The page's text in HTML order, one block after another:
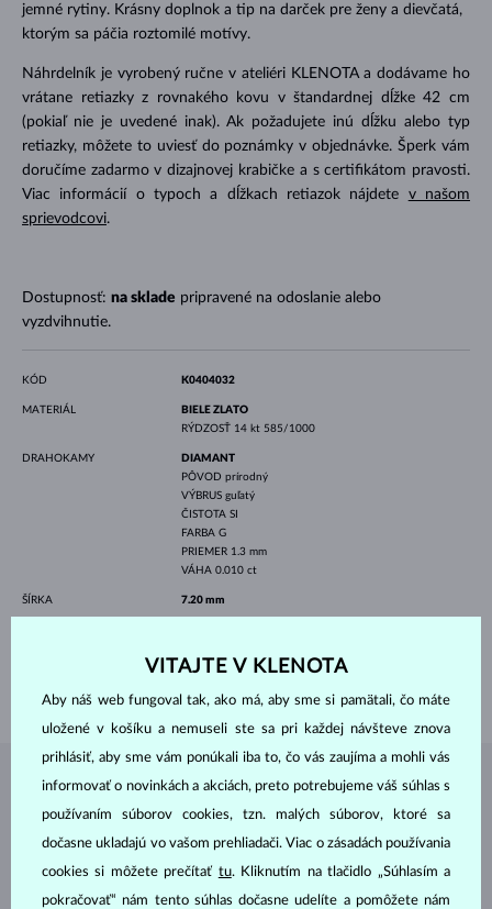
jemné rytiny. Krásny doplnok a tip na darček pre ženy a dievčatá,
ktorým sa páčia roztomilé motívy.
Náhrdelník je vyrobený ručne v ateliéri KLENOTA a dodávame ho
vrátane retiazky z rovnakého kovu v štandardnej dĺžke 42 cm
(pokiaľ nie je uvedené inak). Ak požadujete inú dĺžku alebo typ
retiazky, môžete to uviesť do poznámky v objednávke. Šperk vám
doručíme zadarmo v dizajnovej krabičke a s certifikátom pravosti.
Viac informácií o typoch a dĺžkach retiazok nájdete v našom
sprievodcovi.
Dostupnosť: na sklade pripravené na odoslanie alebo
vyzdvihnutie.
KÓD K0404032
MATERIÁL
BIELE ZLATO
RÝDZOSŤ 14 kt 585/1000
DRAHOKAMY
DIAMANT
PÔVOD prírodný
VÝBRUS guľatý
ČISTOTA SI
FARBA G
PRIEMER 1.3 mm
VÁHA 0.010 ct
ŠÍRKA 7.20 mm
420.00 mm
ŠPERKY ZATELIÉRU KLENOTA
VITAJTE V KLENOTA
Aby náš web fungoval tak, ako má, aby sme si pamätali, čo máte
uložené v košíku a nemuseli ste sa pri každej návšteve znova
prihlásiť, aby sme vám ponúkali iba to, čo vás zaujíma a mohli vás
informovať o novinkách a akciách, preto potrebujeme váš súhlas s
používaním súborov cookies, tzn. malých súborov, ktoré sa
dočasne ukladajú vo vašom prehliadači. Viac o zásadách používania
cookies si môžete prečítať tu. Kliknutím na tlačidlo „Súhlasím a
pokračovať“ nám tento súhlas dočasne udelíte a pomôžete nám